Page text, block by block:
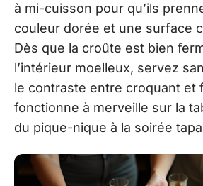
à mi-cuisson pour qu’ils
couleur dorée et une surface
Dès que la croûte est bien
l’intérieur moelleux, servez
le contraste entre croquant et
fonctionne à merveille sur la
du pique-nique à la soirée